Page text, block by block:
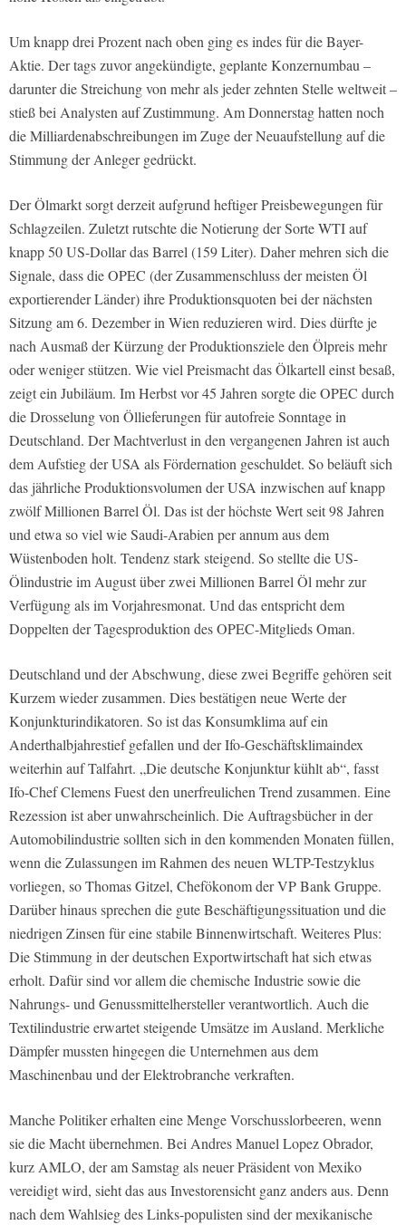
Um knapp drei Prozent nach oben ging es indes für die Bayer-
Aktie. Der tags zuvor angekündigte, geplante Konzernumbau –
darunter die Streichung von mehr als jeder zehnten Stelle weltweit –
stieß bei Analysten auf Zustimmung. Am Donnerstag hatten noch
die Milliardenabschreibungen im Zuge der Neuaufstellung auf die
Stimmung der Anleger gedrückt.
Der Ölmarkt sorgt derzeit aufgrund heftiger Preisbewegungen für
Schlagzeilen. Zuletzt rutschte die Notierung der Sorte WTI auf
knapp 50 US-Dollar das Barrel (159 Liter). Daher mehren sich die
Signale, dass die OPEC (der Zusammenschluss der meisten Öl
exportierender Länder) ihre Produktionsquoten bei der nächsten
Sitzung am 6. Dezember in Wien reduzieren wird. Dies dürfte je
nach Ausmaß der Kürzung der Produktionsziele den Ölpreis mehr
oder weniger stützen. Wie viel Preismacht das Ölkartell einst besaß,
zeigt ein Jubiläum. Im Herbst vor 45 Jahren sorgte die OPEC durch
die Drosselung von Öllieferungen für autofreie Sonntage in
Deutschland. Der Machtverlust in den vergangenen Jahren ist auch
dem Aufstieg der USA als Fördernation geschuldet. So beläuft sich
das jährliche Produktionsvolumen der USA inzwischen auf knapp
zwölf Millionen Barrel Öl. Das ist der höchste Wert seit 98 Jahren
und etwa so viel wie Saudi-Arabien per annum aus dem
Wüstenboden holt. Tendenz stark steigend. So stellte die US-
Ölindustrie im August über zwei Millionen Barrel Öl mehr zur
Verfügung als im Vorjahresmonat. Und das entspricht dem
Doppelten der Tagesproduktion des OPEC-Mitglieds Oman.
Deutschland und der Abschwung, diese zwei Begriffe gehören seit
Kurzem wieder zusammen. Dies bestätigen neue Werte der
Konjunkturindikatoren. So ist das Konsumklima auf ein
Anderthalbjahrestief gefallen und der Ifo-Geschäftsklimaindex
weiterhin auf Talfahrt. „Die deutsche Konjunktur kühlt ab“, fasst
Ifo-Chef Clemens Fuest den unerfreulichen Trend zusammen. Eine
Rezession ist aber unwahrscheinlich. Die Auftragsbücher in der
Automobilindustrie sollten sich in den kommenden Monaten füllen,
wenn die Zulassungen im Rahmen des neuen WLTP-Testzyklus
vorliegen, so Thomas Gitzel, Chefökonom der VP Bank Gruppe.
Darüber hinaus sprechen die gute Beschäftigungssituation und die
niedrigen Zinsen für eine stabile Binnenwirtschaft. Weiteres Plus:
Die Stimmung in der deutschen Exportwirtschaft hat sich etwas
erholt. Dafür sind vor allem die chemische Industrie sowie die
Nahrungs- und Genussmittelhersteller verantwortlich. Auch die
Textilindustrie erwartet steigende Umsätze im Ausland. Merkliche
Dämpfer mussten hingegen die Unternehmen aus dem
Maschinenbau und der Elektrobranche verkraften.
Manche Politiker erhalten eine Menge Vorschusslorbeeren, wenn
sie die Macht übernehmen. Bei Andres Manuel Lopez Obrador,
kurz AMLO, der am Samstag als neuer Präsident von Mexiko
vereidigt wird, sieht das aus Investorensicht ganz anders aus. Denn
nach dem Wahlsieg des Links-populisten sind der mexikanische